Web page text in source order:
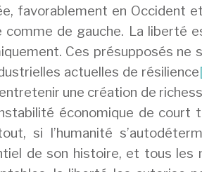
favorablement en Occident
de gauche. La liberté
Ces présupposés ne
actuelles de résilience
une création de
économique de court
si l’humanité
de son histoire, et tous les